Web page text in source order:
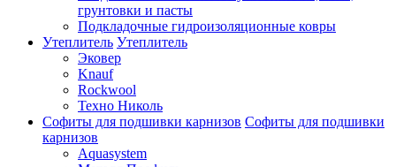
грунтовки и пасты
Подкладочные гидроизоляционные ковры
Утеплитель Утеплитель
Эковер
Knauf
Rockwool
Техно Николь
Софиты для подшивки карнизов Софиты для подшивки
карнизов
Aquasystem